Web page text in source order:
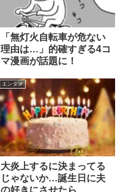
「無灯火自転車が危ない
理由は…」的確すぎる4コ
マ漫画が話題に！
エンタメ
大炎上するに決まってる
じゃないか…誕生日に夫